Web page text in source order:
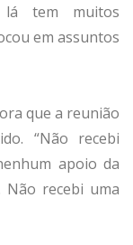
lá tem muitos
em assuntos
que a reunião
“Não recebi
apoio da
Não recebi uma